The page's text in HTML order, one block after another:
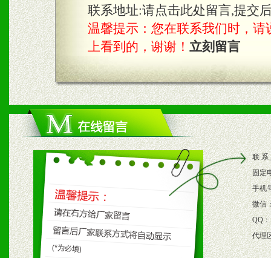
3、根据地方实际情况提供
具。
四、市场操作及支持
1、根据区域市场协助制定
2、根据具体情况公司给予
3、根据市场需要，派驻区
保产品顺利销售。
4、根据市场情况公司给予
购支持。
联系地址:请点击此处留言,提交
温馨提示：您在联系我们时，请
上看到的，谢谢！ 立刻留言
联 系
固定
手机
微信
QQ：
代理